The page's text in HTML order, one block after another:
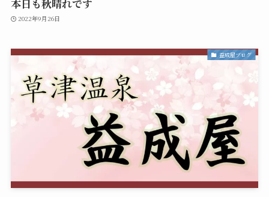
本日も秋晴れです
2022年9月26日
益成屋ブログ